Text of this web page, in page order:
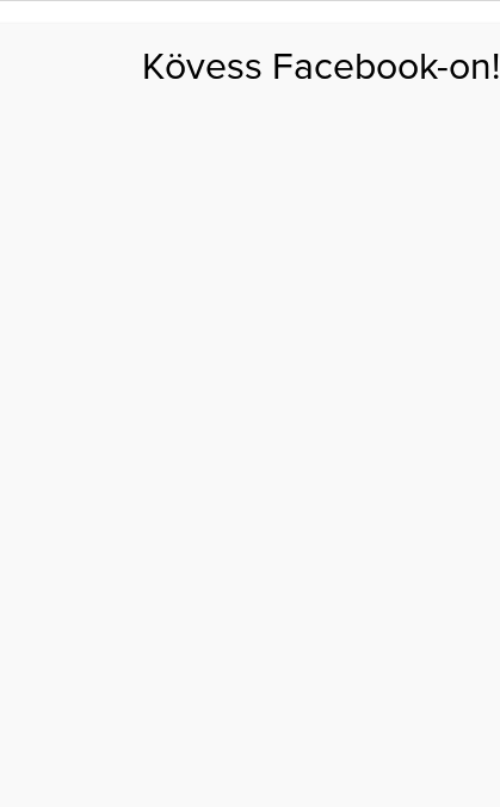
a gyorsabb ujjakért!
A
ÁRA NAPONTA TÖBB SZÁZ ALKALOMMAL
MIKÖZBEN SZÖRFÖZÜNK A VILÁGHÁLÓN,
EKET ÍRUNK A MINIATŰR BILLENTYŰZETEN, ÁM
IS RENDKÍVÜL MEGERŐLTETIK AZ
Kövess Facebook-on!